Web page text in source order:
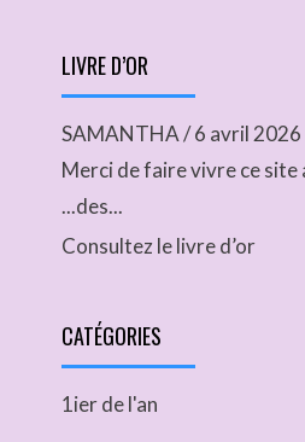
LIVRE D’OR
SAMANTHA/6 avril 2026
Merci de faire vivre ce site
...des...
Consultez le livre d’or
CATÉGORIES
1ier de l'an